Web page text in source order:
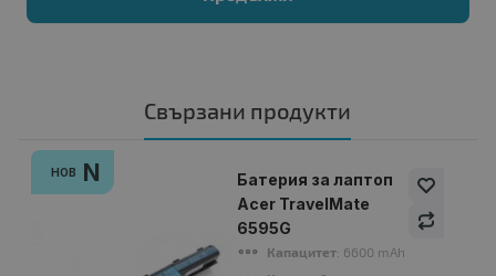
Свързани продукти
НОВ N
Батерия за лаптоп
Acer TravelMate
6595G
Капацитет: 6600 mAh